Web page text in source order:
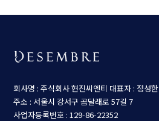
회사명 : 주식회사 현진씨엔티 대표자 : 정성한
주소 : 서울시 강서구 곰달래로 57길 7
사업자등록번호 : 129-86-22352